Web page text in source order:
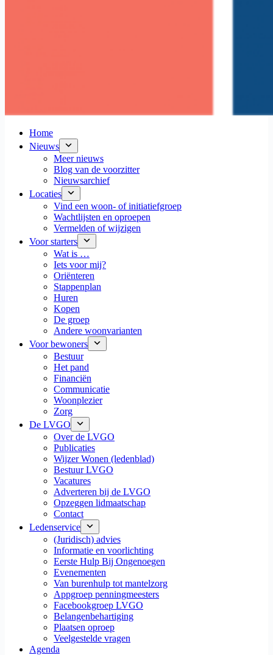
Home
Nieuws
Meer nieuws
Blog van de voorzitter
Nieuwsarchief
Locaties
Vind een woon- of initiatiefgroep
Wachtlijsten en oproepen
Vermelden of wijzigen
Voor starters
Wat is …
Iets voor mij?
Oriënteren
Stappenplan
Huren
Kopen
De groep
Andere woonvarianten
Voor bewoners
Bestuur
Het pand
Financiën
Communicatie
Woonplezier
Zorg
De LVGO
Over de LVGO
Publicaties
Wijzer Wonen (ledenblad)
Bestuur LVGO
Vacatures
Adverteren bij de LVGO
Opzeggen lidmaatschap
Contact
Ledenservice
(Juridisch) advies
Informatie en voorlichting
Eerste Hulp Bij Ongenoegen
Evenementen
Van burenhulp tot mantelzorg
Appgroep penningmeesters
Facebookgroep LVGO
Belangenbehartiging
Plaatsen oproep
Veelgestelde vragen
Agenda